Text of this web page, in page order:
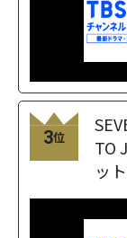
3位
TO
ッ